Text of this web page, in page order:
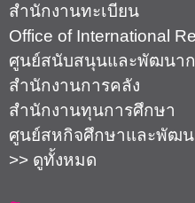
สำนักงานทะเบียน
Office of International
ศูนย์สนับสนุนและพัฒนาก
สำนักงานการคลัง
สำนักงานทุนการศึกษา
ศูนย์สหกิจศึกษาและพัฒ
>> ดูทั้งหมด